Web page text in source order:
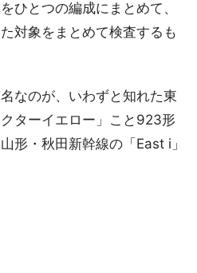
ひとつの編成にまとめて、
対象をまとめて検査するも
なのが、いわずと知れた東
ターイエロー」こと923形
形・秋田新幹線の「East i」